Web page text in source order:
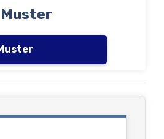
Muster